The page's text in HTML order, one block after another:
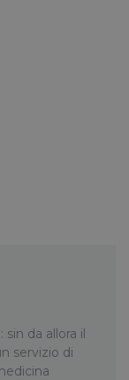
da allora il
servizio di